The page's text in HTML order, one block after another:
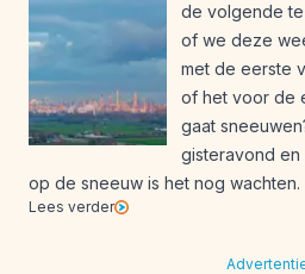
de volgende
of we deze
met de eerste
of het voor de
gaat
gisteravond en
op de sneeuw is het nog wachten.
Lees verder